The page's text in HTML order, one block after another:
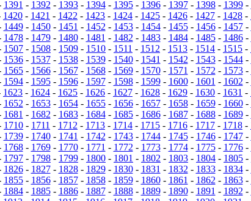
1391 - 1392 - 1393- 1394- 1395- 1396- 1397- 1398- 1399-
1420 - 1421 - 1422 - 1423 - 1424 - 1425 - 1426 - 1427 - 1428 -
1449- 1450- 1451 - 1452 - 1453- 1454- 1455- 1456- 1457-
1478- 1479- 1480- 1481 - 1482 - 1483- 1484- 1485- 1486-
1507 - 1508 - 1509 - 1510 - 1511 - 1512 - 1513 - 1514 - 1515 -
1536- 1537- 1538- 1539- 1540- 1541 - 1542 - 1543- 1544-
1565- 1566- 1567- 1568- 1569- 1570- 1571 - 1572 - 1573-
1594- 1595- 1596- 1597- 1598- 1599- 1600- 1601 - 1602 -
1623 - 1624 - 1625 - 1626 - 1627 - 1628 - 1629 - 1630 - 1631 -
1652 - 1653- 1654- 1655- 1656- 1657- 1658- 1659- 1660-
1681 - 1682 - 1683- 1684- 1685- 1686- 1687- 1688- 1689-
1710 - 1711 - 1712 - 1713 - 1714 - 1715 - 1716 - 1717 - 1718 -
1739- 1740- 1741 - 1742 - 1743- 1744- 1745- 1746- 1747-
1768- 1769- 1770- 1771 - 1772 - 1773- 1774- 1775- 1776-
1797 - 1798 - 1799 - 1800 - 1801 - 1802 - 1803 - 1804 - 1805 -
1826- 1827- 1828- 1829- 1830- 1831 - 1832 - 1833- 1834-
1855- 1856- 1857- 1858- 1859- 1860- 1861 - 1862 - 1863-
1884- 1885- 1886- 1887- 1888- 1889- 1890- 1891 - 1892 -